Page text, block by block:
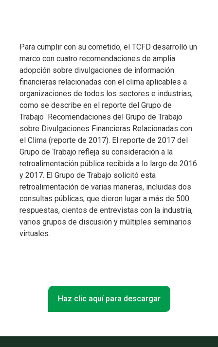
Para cumplir con su cometido, el TCFD desarrolló un
marco con cuatro recomendaciones de amplia
adopción sobre divulgaciones de información
financieras relacionadas con el clima aplicables a
organizaciones de todos los sectores e industrias,
como se describe en el reporte del Grupo de
Trabajo Recomendaciones del Grupo de Trabajo
sobre Divulgaciones Financieras Relacionadas con
el Clima (reporte de 2017). El reporte de 2017 del
Grupo de Trabajo refleja su consideración a la
retroalimentación pública recibida a lo largo de 2016
y 2017. El Grupo de Trabajo solicitó esta
retroalimentación de varias maneras, incluidas dos
consultas públicas, que dieron lugar a más de 500
respuestas, cientos de entrevistas con la industria,
varios grupos de discusión y múltiples seminarios
virtuales.
Haz clic aquí para descargar